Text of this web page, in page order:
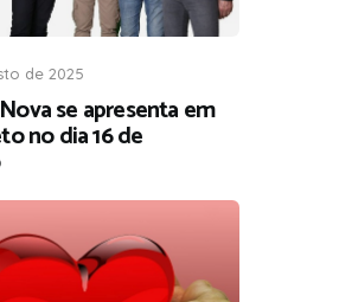
de 2025
se apresenta em
no dia 16 de